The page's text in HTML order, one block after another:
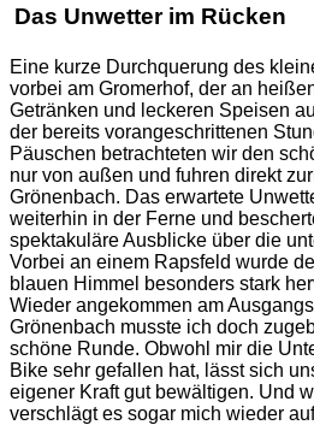
Das Unwetter im Rücken
Eine kurze Durchquerung des
vorbei am Gromerhof, der an
Getränken und leckeren Speisen
der bereits vorangeschrittenen
Päuschen betrachteten wir den
nur von außen und fuhren direkt
Grönenbach. Das erwartete
weiterhin in der Ferne und
spektakuläre Ausblicke über die
Vorbei an einem Rapsfeld wurde
blauen Himmel besonders stark
Wieder angekommen am
Grönenbach musste ich doch
schöne Runde. Obwohl mir die
Bike sehr gefallen hat, lässt sich
eigener Kraft gut bewältigen. Und
verschlägt es sogar mich wieder